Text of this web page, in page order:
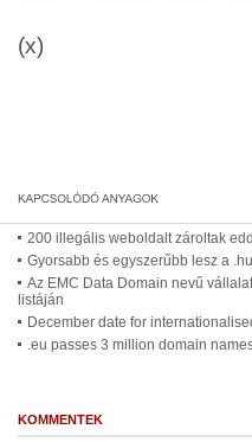
(x)
200 illegális weboldalt zároltak
Gyorsabb és egyszerűbb lesz a
Az EMC Data Domain nevű
listáján
December date for
.eu passes 3 million domain